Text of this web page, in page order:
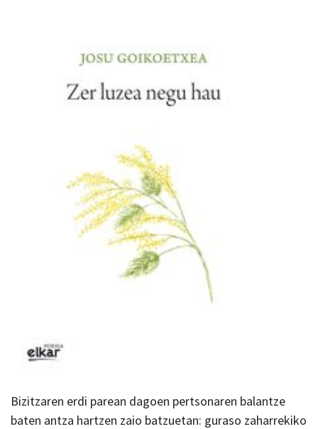
Bizitzaren erdi parean dagoen pertsonaren balantze
baten antza hartzen zaio batzuetan: guraso zaharrekiko